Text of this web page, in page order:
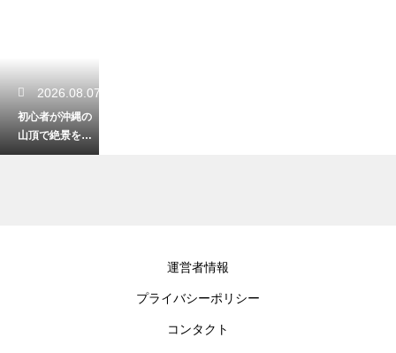
2026.08.07
初心者が沖縄の
山頂で絶景を見
る登山！安全に
運営者情報
プライバシーポリシー
コンタクト